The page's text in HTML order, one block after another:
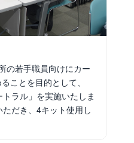
の若手職員向けにカー
ことを目的として、
ラル」を実施いたしま
だき、4キット使用し